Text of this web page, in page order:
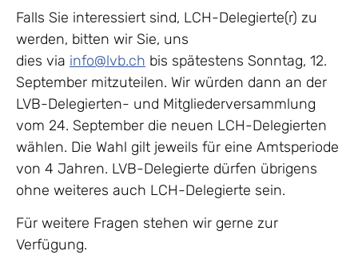
Falls Sie interessiert sind, LCH-Delegierte(r) zu
werden, bitten wir Sie, uns
dies via info@lvb.ch bis spätestens Sonntag, 12.
September mitzuteilen. Wir würden dann an der
LVB-Delegierten- und Mitgliederversammlung
vom 24. September die neuen LCH-Delegierten
wählen. Die Wahl gilt jeweils für eine Amtsperiode
von 4 Jahren. LVB-Delegierte dürfen übrigens
ohne weiteres auch LCH-Delegierte sein.
Für weitere Fragen stehen wir gerne zur
Verfügung.